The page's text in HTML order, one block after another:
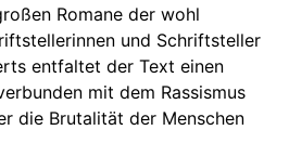
Romane der wohl
und Schriftsteller
entfaltet der Text einen
mit dem Rassismus
die Brutalität der Menschen